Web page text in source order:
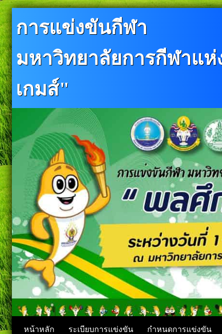
การแข่งขันกีฬา
มหาวิทยาลัยการกีฬาแ
เกมส์"
หน้าหลัก ระเบียบการแข่งขัน กำหนดการแข่งขัน